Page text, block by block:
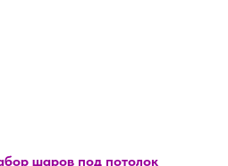
шаров под потолок